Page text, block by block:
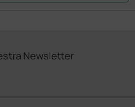
Newsletter